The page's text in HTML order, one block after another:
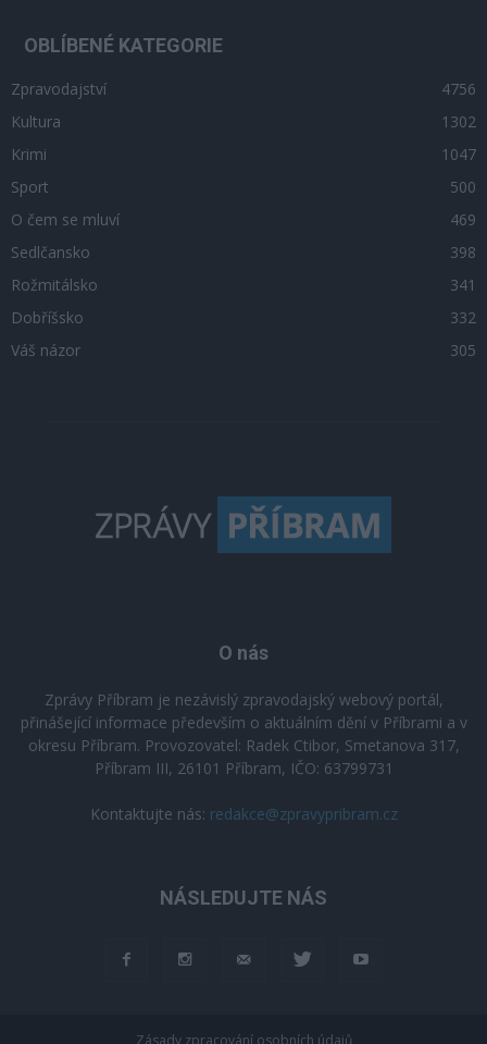
OBLÍBENÉ KATEGORIE
Zpravodajství
4756
Kultura
1302
Krimi
1047
Sport
500
O čem se mluví
469
Sedlčansko
398
Rožmitálsko
341
Dobříšsko
332
Váš názor
305
O nás
Zprávy Příbram je nezávislý zpravodajský webový portál,
přinášející informace především o aktuálním dění v Příbrami a v
okresu Příbram. Provozovatel: Radek Ctibor, Smetanova 317,
Příbram III, 26101 Příbram, IČO: 63799731
Kontaktujte nás: redakce@zpravypribram.cz
NÁSLEDUJTE NÁS
Zásady zpracování osobních údajů